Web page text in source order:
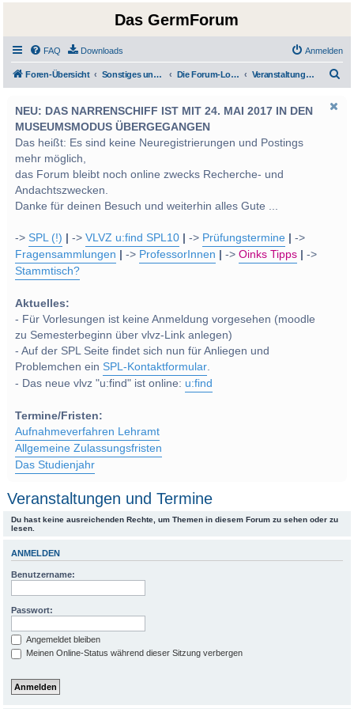
Das GermForum
FAQ Downloads Anmelden
Foren-Übersicht Sonstiges und Diverses - Privatimes und Soziales Die Forum-Lounge: Privatimes und Soziales Veranstaltungen und Termine
NEU: DAS NARRENSCHIFF IST MIT 24. MAI 2017 IN DEN
MUSEUMSMODUS ÜBERGEGANGEN
Das heißt: Es sind keine Neuregistrierungen und Postings
mehr möglich,
das Forum bleibt noch online zwecks Recherche- und
Andachtszwecken.
Danke für deinen Besuch und weiterhin alles Gute ...
->SPL (!) ->VLVZ u:find SPL10 -> Prüfungstermine
->
Fragensammlungen
-> ProfessorInnen ->Oinks Tipps
->
Stammtisch?
Aktuelles:
- Für Vorlesungen ist keine Anmeldung vorgesehen (moodle
zu Semesterbeginn über vlvz-Link anlegen)
- Auf der SPL Seite findet sich nun für Anliegen und
Problemchen einSPL-Kontaktformular.
- Das neue vlvz "u:find" ist online: u:find
Termine/Fristen:
Aufnahmeverfahren Lehramt
Allgemeine Zulassungsfristen
Das Studienjahr
Veranstaltungen und Termine
Du hast keine ausreichenden Rechte, um Themen in diesem Forum zu sehen oder zu
lesen.
ANMELDEN
Benutzername:
Passwort:
Angemeldet bleiben
Meinen Online-Status während dieser Sitzung verbergen